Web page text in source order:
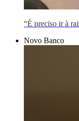
“É preciso ir à
Novo Banco